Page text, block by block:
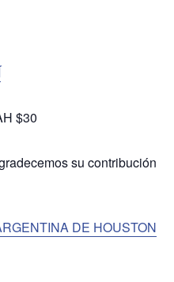
$30
su contribución
DE HOUSTON